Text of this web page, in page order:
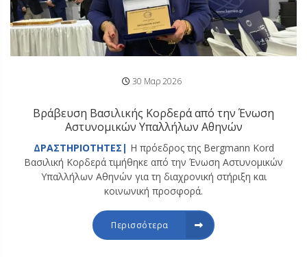
30 Μαρ 2026
Βράβευση Βασιλικής Κορδερά από την Ένωση
Αστυνομικών Υπαλλήλων Αθηνών
ΔΡΑΣΤΗΡΙΟΤΗΤΕΣ| Η πρόεδρος της Bergmann Kord
Βασιλική Κορδερά τιμήθηκε από την Ένωση Αστυνομικών
Υπαλλήλων Αθηνών για τη διαχρονική στήριξη και
κοινωνική προσφορά.
Περισσότερα